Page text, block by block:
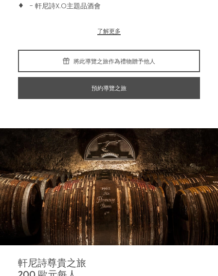
- 軒尼詩X.O主題品酒會
了解更多
將此導覽之旅作為禮物贈予他人
預約導覽之旅
軒尼詩尊貴之旅